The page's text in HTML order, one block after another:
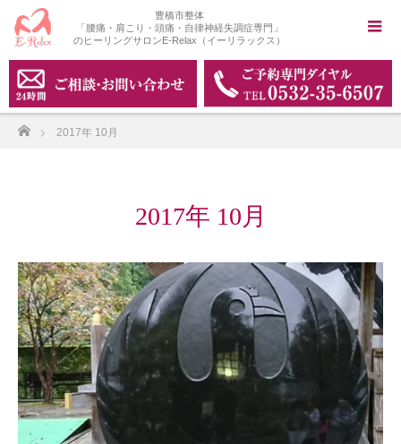
豊橋市整体
「腰痛・肩こり・頭痛・自律神経失調症専門」
のヒーリングサロンE-Relax（イーリラックス）
ホーム
2017年 10月
2017年 10月